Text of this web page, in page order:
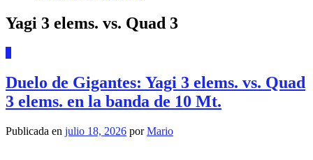
Yagi 3 elems. vs. Quad 3
Duelo de Gigantes: Yagi 3 elems. vs. Quad
3 elems. en la banda de 10 Mt.
Publicada en julio 18, 2026 porMario